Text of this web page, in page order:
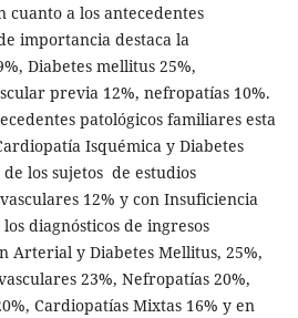
cuanto a los antecedentes
importancia destaca la
Diabetes mellitus 25%,
previa 12%, nefropatías 10%.
patológicos familiares esta
Isquémica y Diabetes
los sujetos de estudios
12% y con Insuficiencia
diagnósticos de ingresos
Arterial y Diabetes Mellitus, 25%,
23%, Nefropatías 20%,
Cardiopatías Mixtas 16% y en